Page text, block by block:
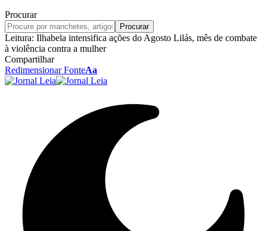
Procurar
Leitura: Ilhabela intensifica ações do Agosto Lilás, mês de combate
à violência contra a mulher
Compartilhar
Redimensionar FonteAa